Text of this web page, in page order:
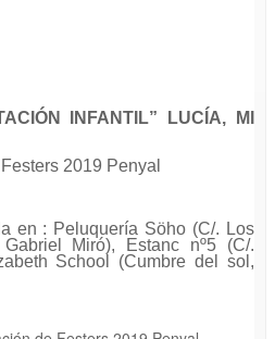
INFANTIL” LUCÍA, MI
2019 Penyal
en : Peluquería Söho (C/. Los
Miró), Estanc nº5 (C/.
School (Cumbre del sol,